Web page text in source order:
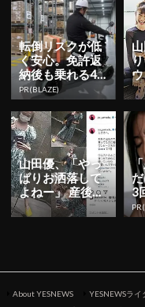
転倒リスクが低
く安心。免許返
納後も乗れる4
輪シニアカー
PR(BLAZE)
山田優、「やっ
ぱりお洒落して
よねー」 産後と
は思えないスタ
イル！さくっと
3
About YESNEWS YESNEWSライ